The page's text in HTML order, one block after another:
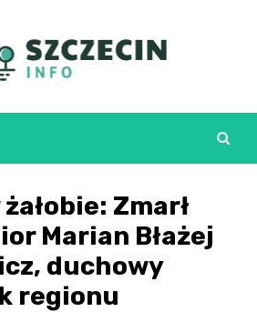
Zmarł
Marian Błażej
duchowy
regionu